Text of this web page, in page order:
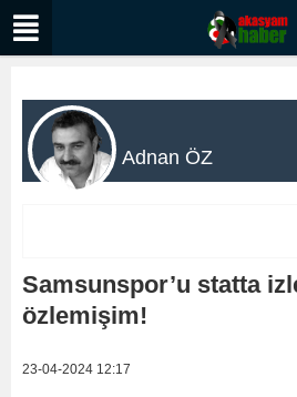
Adnan ÖZ
Samsunspor’u statta
özlemişim!
23-04-2024 12:17